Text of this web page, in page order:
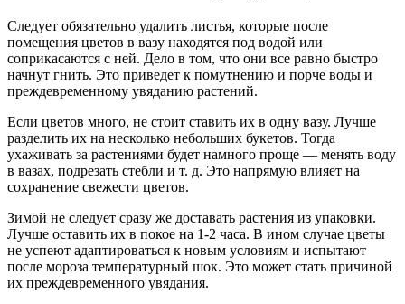
Следует обязательно удалить листья, которые после
помещения цветов в вазу находятся под водой или
соприкасаются с ней. Дело в том, что они все равно быстро
начнут гнить. Это приведет к помутнению и порче воды и
преждевременному увяданию растений.
Если цветов много, не стоит ставить их в одну вазу. Лучше
разделить их на несколько небольших букетов. Тогда
ухаживать за растениями будет намного проще — менять воду
в вазах, подрезать стебли и т. д. Это напрямую влияет на
сохранение свежести цветов.
Зимой не следует сразу же доставать растения из упаковки.
Лучше оставить их в покое на 1-2 часа. В ином случае цветы
не успеют адаптироваться к новым условиям и испытают
после мороза температурный шок. Это может стать причиной
их преждевременного увядания.